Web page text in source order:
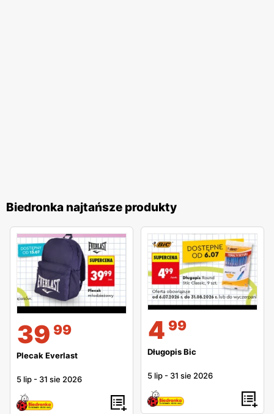
Biedronka najtańsze produkty
39 99
Plecak Everlast
5 lip - 31 sie 2026
4 99
Długopis Bic
5 lip - 31 sie 2026